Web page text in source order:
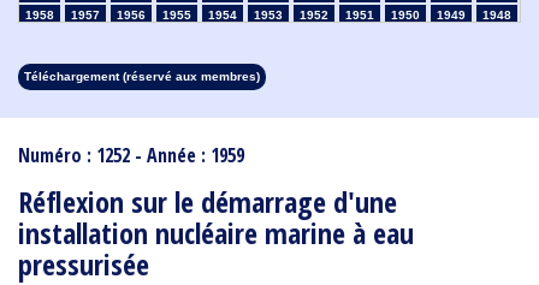
Numéro : 1252 - Année : 1959
Réflexion sur le démarrage d'une
installation nucléaire marine à eau
pressurisée
1958
1957 1956 1955 1954 1953 1952 1951 1950 1949
1948
1913
1912 1911 1910 1909 1908
Téléchargement (réservé aux membres)